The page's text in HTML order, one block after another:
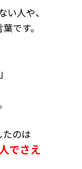
人や、
です。
のは
でさえ